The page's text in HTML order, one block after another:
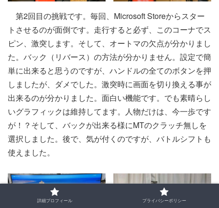
第2回目の挑戦です。毎回、Microsoft Storeからスター
トさせるのが面倒です。走行すると必ず、このコーナでス
ピン、激突します。そして、オートマの欠点が分かりまし
た。バック（リバース）の方法が分かりません。設定で簡
単に出来ると思うのですが、ハンドルの全てのボタンを押
しましたが、ダメでした。激突時に画面を切り換える事が
出来るのが分かりました。面白い機能です。でも素晴らし
いグラフィックは維持してます。人物だけは、今一歩です
が！？そして、バックが出来る様にMTのクラッチ無しを
選択しました。後で、気が付くのですが、バトルシフトも
使えました。
詳細プロフィール プライバシーポリシー